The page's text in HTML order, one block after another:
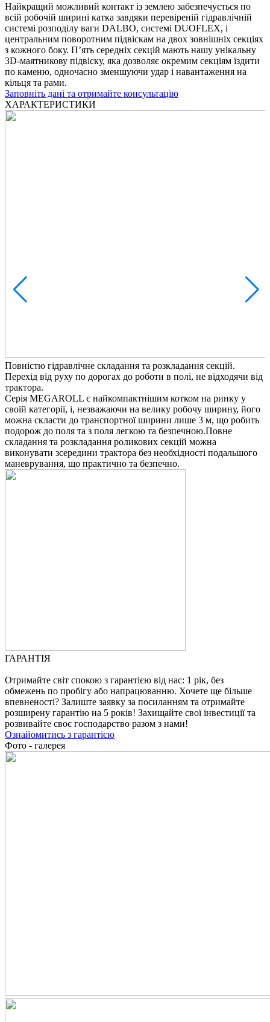
Найкращий можливий контакт із землею забезпечується по
всій робочій ширині катка завдяки перевіреній гідравлічній
системі розподілу ваги DALBO, системі DUOFLEX, і
центральним поворотним підвіскам на двох зовнішніх секціях
з кожного боку. П’ять середніх секцій мають нашу унікальну
3D-маятникову підвіску, яка дозволяє окремим секціям їздити
по каменю, одночасно зменшуючи удар і навантаження на
кільця та рами.
Заповніть дані та отримайте консультацію
ХАРАКТЕРИСТИКИ
Повністю гідравлічне складання та розкладання секцій.
Перехід від руху по дорогах до роботи в полі, не відходячи від
трактора.
Серія MEGAROLL є найкомпактнішим котком на ринку у
своїй категорії, і, незважаючи на велику робочу ширину, його
можна скласти до транспортної ширини лише 3 м, що робить
подорож до поля та з поля легкою та безпечною.Повне
складання та розкладання роликових секцій можна
виконувати зсередини трактора без необхідності подальшого
маневрування, що практично та безпечно.
ГАРАНТІЯ
Отримайте світ спокою з гарантією від нас: 1 рік, без
обмежень по пробігу або напрацюванню. Хочете ще більше
впевненості? Залиште заявку за посиланням та отримайте
розширену гарантію на 5 років! Захищайте свої інвестиції та
розвивайте своє господарство разом з нами!
Ознайомитись з гарантією
Фото - галерея